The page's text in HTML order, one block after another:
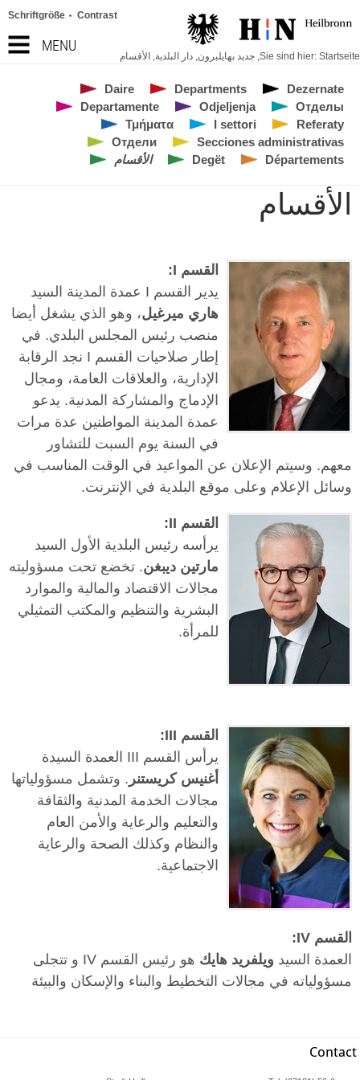
MENU
Schriftgröße Contrast
Sie sind hier: Startseite
, جديد بهايلبرون, دار البلدية, الأقسام
Dezernate
Departments
Daire
Отделы
Odjeljenja
Departamente
Referaty
I settori
Τμήματα
Secciones administrativas
Отдели
Départements
Degët الأقسام
الأقسام
القسم I:
يدير القسم I عمدة المدينة السيد
هاري ميرغيل، وهو الذي يشغل أيضا
منصب رئيس المجلس البلدي. في
إطار صلاحيات القسم I نجد الرقابة
الإدارية، والعلاقات العامة، ومجال
الإدماج والمشاركة المدنية. يدعو
عمدة المدينة المواطنين عدة مرات
في السنة يوم السبت للتشاور
معهم. وسيتم الإعلان عن المواعيد في الوقت المناسب في
وسائل الإعلام وعلى موقع البلدية في الإنترنت.
القسم II:
يرأسه رئيس البلدية الأول السيد
مارتين ديبغن. تخضع تحت مسؤوليته
مجالات الاقتصاد والمالية والموارد
البشرية والتنظيم والمكتب التمثيلي
للمرأة.
القسم III:
يرأس القسم III العمدة السيدة
أغنيس كريستنر . وتشمل مسؤولياتها
مجالات الخدمة المدنية والثقافة
والتعليم والرعاية والأمن العام
والنظام وكذلك الصحة والرعاية
الاجتماعية.
القسم IV:
العمدة السيد ويلفريد هايك
هو رئيس القسم IV و تتجلى
مسؤولياته في مجالات التخطيط والبناء والإسكان والبيئة
Contact